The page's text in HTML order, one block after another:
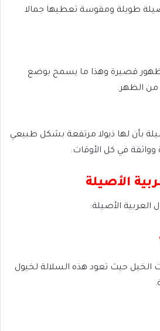
طويلة ومقوسة تعطيها جمالا
ظهور قصيرة وهذا ما يسمح بوضع
من الظهر.
بأن لها ذيولا مرتفعة بشكل طبيعي
في كل الأوقات.
الأصيلة
العربية الأصيلة:
الخيل حيث تعود هذه السلالة لخيول